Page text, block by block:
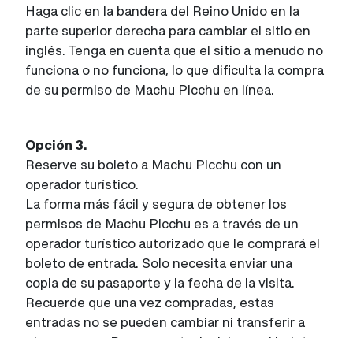
Haga clic en la bandera del Reino Unido en la
parte superior derecha para cambiar el sitio en
inglés. Tenga en cuenta que el sitio a menudo no
funciona o no funciona, lo que dificulta la compra
de su permiso de Machu Picchu en línea.
Opción 3.
Reserve su boleto a Machu Picchu con un
operador turístico.
La forma más fácil y segura de obtener los
permisos de Machu Picchu es a través de un
operador turístico autorizado que le comprará el
boleto de entrada. Solo necesita enviar una
copia de su pasaporte y la fecha de la visita.
Recuerde que una vez compradas, estas
entradas no se pueden cambiar ni transferir a